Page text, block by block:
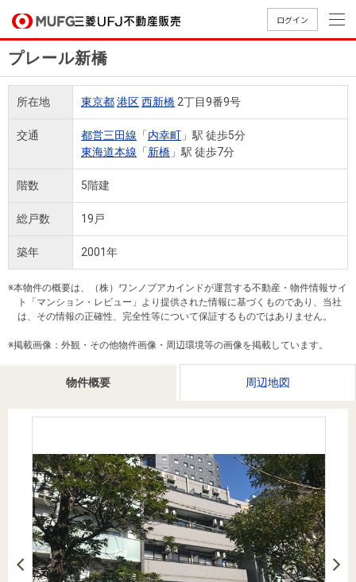
ログイン
買いたいTOP
中古
マン
ショ
ンを
探す
築・
中古
一戸
建て
を探
用
物
件
を
探
す
件を
探す
売りたいTOP
無
料
査
定
却
相
談
売却
金額
試算
売却向け
サービス
周辺相場
検索
住まい1プ
ラス（お
役立ちコ
店舗案内TOP
店舗のご
案内（首
都圏）
案内（名
古屋）
案内（関
西）
会社情報TOP
ごあいさ
つ
要
Way
経営ビジ
ョン
組織図
役員一
覧
ニュース
（電子ブ
ック版）
採用情報TOP
新卒採用
情報
採用情報
買いたい
売りたい
採用情報
法人のお客さま
提携企業にお勤めの方
プレール新橋
物件概要 周辺地図
所在地 東京都港区西新橋 2丁目9番9号
交通 都営三田線 「内幸町 」駅 徒歩5分
東海道本線 「新橋 」駅 徒歩7分
階数 5階建
総戸数 19戸
築年 2001年
※本物件の概要は、（株）ワンノブアカインドが運営する不動産・物件情報サイ
ト「マンション・レビュー」より提供された情報に基づくものであり、当社
は、その情報の正確性、完全性等について保証するものではありません。
※掲載画像：外観・その他物件画像・周辺環境等の画像を掲載しています。